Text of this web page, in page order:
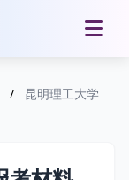
/
昆明理工大学